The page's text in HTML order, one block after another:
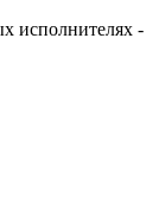
исполнителях -